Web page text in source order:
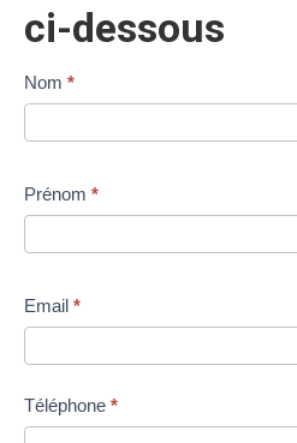
ci-dessous
Master
mensuelle
La
CNACIM,
syndicat
Nom *
Prénom *
Email *
Téléphone *
Si
un
humain,
ne
pas